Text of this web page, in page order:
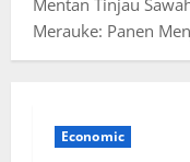
Mentan Tinjau
Merauke: Panen
Economic